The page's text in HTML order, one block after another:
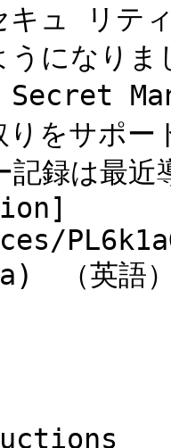
キュ リテ
うになりま
りをサポー
　（英語